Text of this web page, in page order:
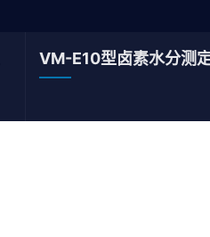
VM-E10型卤素水分测
仪（0.001g/1mg）